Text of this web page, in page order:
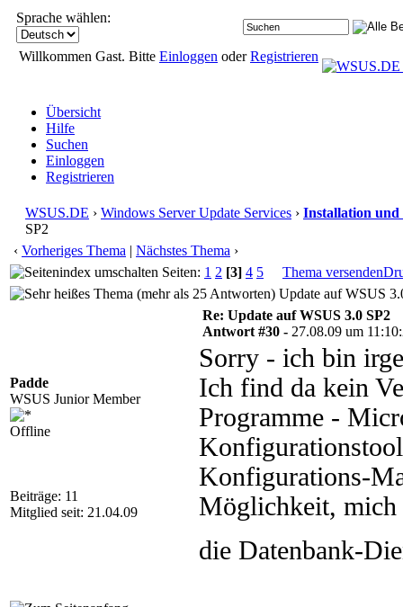
Sprache wählen:
Willkommen Gast. Bitte Einloggen oderRegistrieren
Übersicht
Hilfe
Suchen
Einloggen
Registrieren
WSUS.DE › Windows Server Update Services › Installation
SP2
‹ Vorheriges Thema | Nächstes Thema ›
Seiten: 1 2 [3] 4 5 Thema versenden
Update auf WSUS
Padde
WSUS Junior Member
Offline
Beiträge: 11
Mitglied seit: 21.04.09
Re: Update auf WSUS 3.0 SP2
Antwort #30 - 27.08.09 um
Sorry - ich bin
Ich find da kein
Programme -
Konfigurations-
Möglichkeit, mich
die Datenbank-